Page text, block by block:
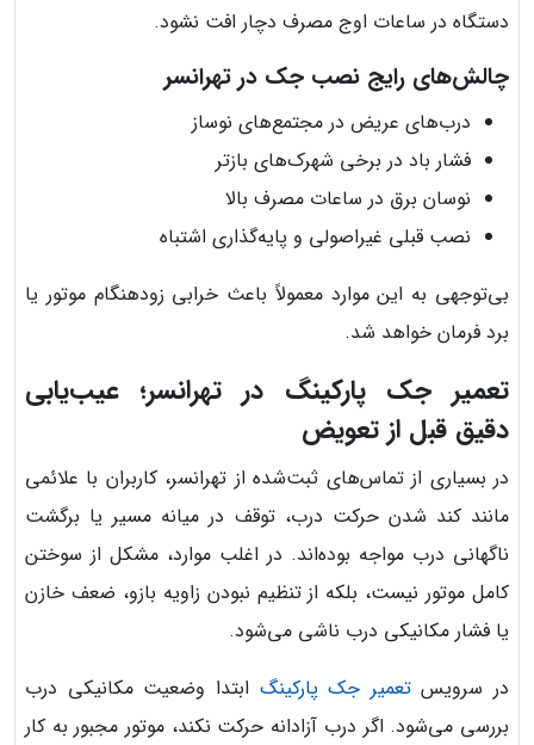
دستگاه در ساعات اوج مصرف دچار افت نشود.
چالش‌های رایج نصب جک در تهرانسر
درب‌های عریض در مجتمع‌های نوساز
فشار باد در برخی شهرک‌های بازتر
نوسان برق در ساعات مصرف بالا
نصب قبلی غیراصولی و پایه‌گذاری اشتباه
بی‌توجهی به این موارد معمولاً باعث خرابی زودهنگام موتور یا
برد فرمان خواهد شد.
تعمیر جک پارکینگ در تهرانسر؛ عیب‌یابی
دقیق قبل از تعویض
در بسیاری از تماس‌های ثبت‌شده از تهرانسر، کاربران با علائمی
مانند کند شدن حرکت درب، توقف در میانه مسیر یا برگشت
ناگهانی درب مواجه بوده‌اند. در اغلب موارد، مشکل از سوختن
کامل موتور نیست، بلکه از تنظیم نبودن زاویه بازو، ضعف خازن
یا فشار مکانیکی درب ناشی می‌شود.
در سرویستعمیر جک پارکینگ ابتدا وضعیت مکانیکی درب
بررسی می‌شود. اگر درب آزادانه حرکت نکند، موتور مجبور به کار